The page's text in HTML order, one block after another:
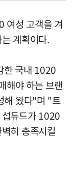
여성 고객을 겨
계획이다.
한 국내 1020
해야 하는 브랜
해 왔다"며 "트
듀드가 1020
히 충족시킬